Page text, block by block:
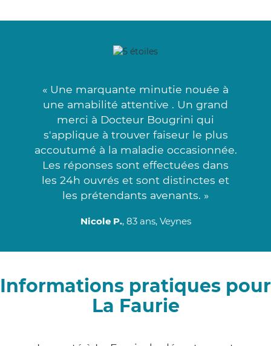
« Une marquante minutie nouée à
une amabilité attentive . Un grand
merci à Docteur Bougrini qui
s'applique à trouver faiseur le plus
accoutumé à la maladie occasionnée.
Les réponses sont effectuées dans
les 24h ouvrés et sont distinctes et
les prétendants avenants. »
Nicole P., 83 ans, Veynes
Informations pratiques pour
La Faurie